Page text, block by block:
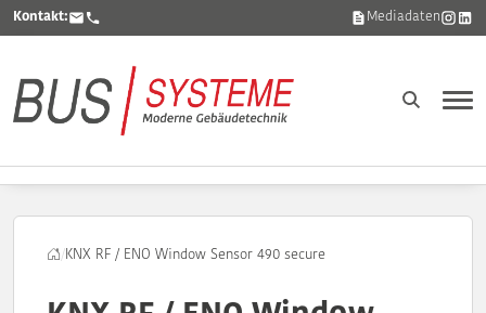
Kontakt: Mediadaten
/KNX RF / ENO Window Sensor 490 secure